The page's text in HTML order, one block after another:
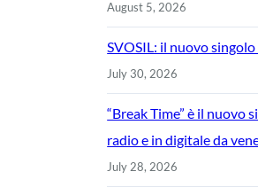
August 5, 2026
SVOSIL: il nuovo singolo
July 30, 2026
“Break Time” è il nuovo
radio e in digitale da
July 28, 2026